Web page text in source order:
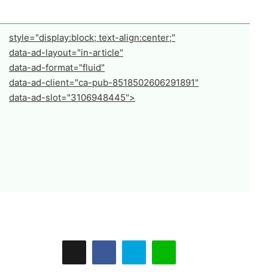
style="display:block; text-align:center;"
data-ad-layout="in-article"
data-ad-format="fluid"
data-ad-client="ca-pub-8518502606291891"
data-ad-slot="3106948445">